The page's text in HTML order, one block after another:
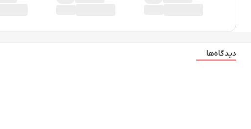
دیدگاه‌ها